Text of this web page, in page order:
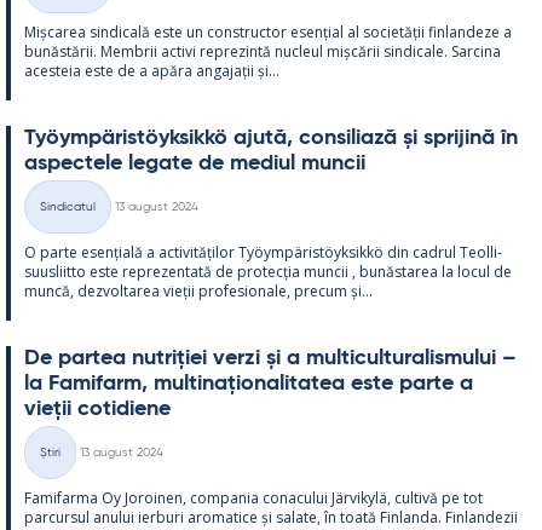
Mișca­rea sin­dicală este un con­struc­tor esențial al societății fin­lan­deze a
bunăstă­rii. Mem­brii ac­tivi reprezintă nucleul mișcă­rii sin­dicale. Sarcina
aces­teia este de a apăra an­ga­jații și...
Työym­pä­ris­töyk­sikkö ajută, con­si­liază și spri­jină în
as­pec­tele le­gate de me­diul muncii
Categorii
Sindicatul
13 august 2024
O parte esențială a ac­ti­vități­lor Työym­pä­ris­töyk­sikkö din cadrul Teol­li­
suus­liitto este reprezen­tată de pro­tecția muncii , bunăs­ta­rea la locul de
muncă, dez­vol­ta­rea vieții pro­fe­sio­nale, precum și...
De par­tea nut­riției verzi și a mul­ticul­tu­ra­lis­mu­lui –
la Fa­mi­farm, mul­ti­națio­na­li­ta­tea este parte a
vieții co­ti­diene
Categorii
Știri
13 august 2024
Fa­mi­farma Oy Jo­roi­nen, com­pa­nia co­nacu­lui Jär­vi­kylä, cul­tivă pe tot
parcur­sul anu­lui ier­buri aro­ma­tice și sa­late, în toată Fin­landa. Fin­lan­dezii